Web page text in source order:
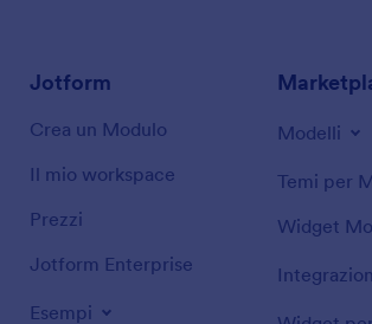
Jotform
Crea un Modulo
Il mio workspace
Prezzi
Jotform Enterprise
Esempi
Modelli
Temi per
Widget